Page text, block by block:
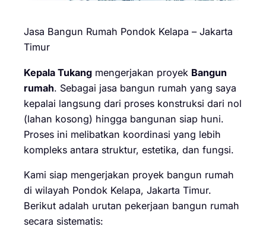
Jasa Bangun Rumah Pondok Kelapa – Jakarta
Timur
Kepala Tukang mengerjakan proyek Bangun
rumah. Sebagai jasa bangun rumah yang saya
kepalai langsung dari proses konstruksi dari nol
(lahan kosong) hingga bangunan siap huni.
Proses ini melibatkan koordinasi yang lebih
kompleks antara struktur, estetika, dan fungsi.
Kami siap mengerjakan proyek bangun rumah
di wilayah Pondok Kelapa, Jakarta Timur.
Berikut adalah urutan pekerjaan bangun rumah
secara sistematis: